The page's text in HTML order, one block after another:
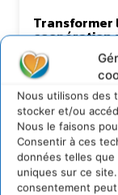
Nous utilisons des
stocker et/ou
Nous le faisons
Consentir à ces
données telles que
uniques sur ce
consentement
coopération
7 août 2026
Soutenir un
socio-
6 août 2026
S’inspirer
économique
5 août 2026